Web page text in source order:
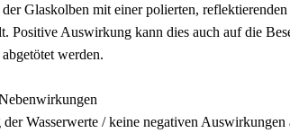
der Glaskolben mit einer polierten,
Positive Auswirkung kann dies auch auf die
werden.
Wasserwerte / keine negativen